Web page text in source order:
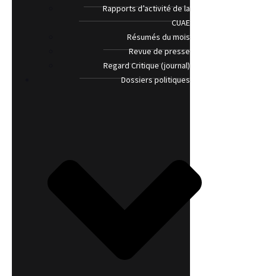
Rapports d’activité de la
CUAE
Résumés du mois
Revue de presse
Regard Critique (journal)
Dossiers politiques